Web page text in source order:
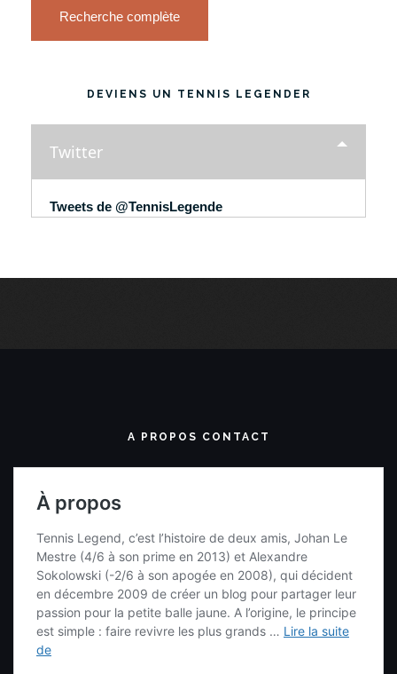
Recherche complète
DEVIENS UN TENNIS LEGENDER
Twitter
Tweets de @TennisLegende
A PROPOS CONTACT